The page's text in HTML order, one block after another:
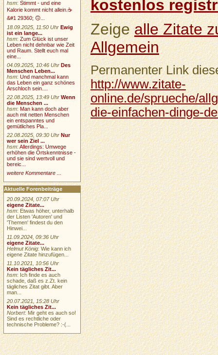
kostenlos
Zeigealle Zitate
Allgemein
Permanenter Link
http://www.zitate-
online.de/sprueche/
die-einfachen-dinge-
hsm:Stimmt - und eine
Kalorie kommt nicht allein.☕
&#1 29360; 🙃...
18.09.2025, 11:50 Uhr Ewig
ist ein lange...
hsm:Zum Glück ist unser
Leben nicht dehnbar wie Zeit
und Raum. Stellt euch mal
eine...
04.09.2025, 10:46 Uhr Des
Menschen Leben...
hsm:Und manchmal kann
das Leben ein ganz schönes
Arschloch sein....
22.08.2025, 13:49 Uhr Wenn
die Menschen ...
hsm:Man kann doch aber
auch mit netten Menschen
ein entspanntes und
gemütliches Pla...
22.08.2025, 09:30 Uhr Nur
wer sein Ziel ...
hsm:Allerdings: Umwege
erhöhen die Ortskenntnisse -
und sie sind wertvoll und
bereic...
weitere Kommentare ...
Aktuelle Forenbeiträge
20.09.2024, 07:07 Uhr
eigene Zitate...
hsm: Etwas höher, unterhalb
der Listen 'Autoren' und
'Themen' findest du den
Hinwei...
11.09.2024, 09:36 Uhr
eigene Zitate...
Helmut König: Wie kann ich
eigene Zitate hinzufügen...
11.10.2021, 10:56 Uhr
Kein tägliches Zit...
hsm: Ich finde es auch
schade, daß es z.Zt. kein
tägliches Zitat gibt. Aber
man...
20.07.2021, 15:28 Uhr
Kein tägliches Zit...
Norbert: Mir geht es auch so!
Sind es rechtliche oder
technische Probleme? :-(...